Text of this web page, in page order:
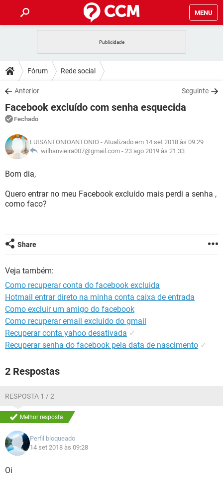
MENU
CELULAR
OUTLOOK
INSTAGRAM GMAIL
GUIA DE COMPRAS
DICAS
JOGOS
OUTLOOK
INSTAGRAM
GUIA DE COMPRAS
DOWNLOADS
JOGOS WHATSAPP
CELULAR
OUTLOOK EXCEL
INSTAGRAM
GUIA DE COMPRAS
FÓRUM
JOGOS
CELULAR FACEBOOK
GUIA DE COMPRAS
GLOSSÁRIO
JOGOS
CELULAR
OUTLOOK EXCEL
Fórum Rede social
Anterior Seguinte
Facebook excluído com senha esquecida
Fechado
LUISANTONIOANTONIO - Atualizado em 14 set 2018 às 09:29
wilhanvieira007@gmail.com - 23 ago 2019 às 21:33
Bom dia,
Quero entrar no meu Facebook excluído mais perdi a senha ,
como faco?
Share
Veja também:
Como recuperar conta do facebook excluida
Hotmail entrar direto na minha conta caixa de entrada
Como excluir um amigo do facebook
Como recuperar email excluido do gmail
Recuperar conta yahoo desativada ✓
Recuperar senha do facebook pela data de nascimento ✓
2 Respostas
RESPOSTA 1 / 2
Melhor resposta
Perfil bloqueado
14 set 2018 às 09:28
Oi